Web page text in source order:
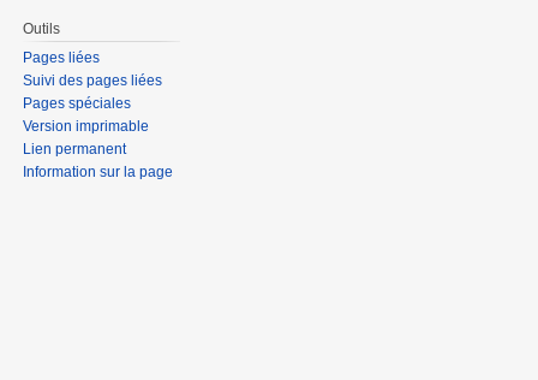
Outils
Pages liées
Suivi des pages liées
Pages spéciales
Version imprimable
Lien permanent
Information sur la page